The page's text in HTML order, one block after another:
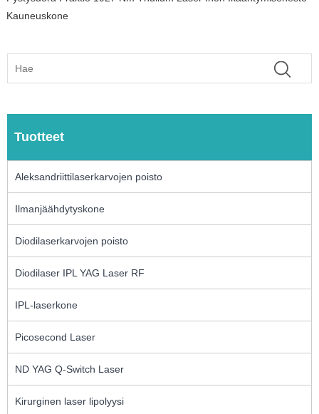
Kauneuskone
Tuotteet
Aleksandriittilaserkarvojen poisto
Ilmanjäähdytyskone
Diodilaserkarvojen poisto
Diodilaser IPL YAG Laser RF
IPL-laserkone
Picosecond Laser
ND YAG Q-Switch Laser
Kirurginen laser lipolyysi